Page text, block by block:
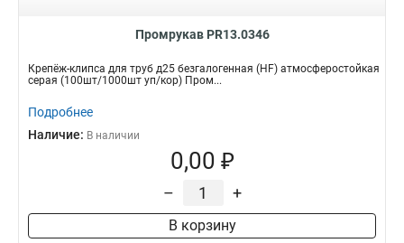
Промрукав PR13.0346
Крепёж-клипса для труб д25 безгалогенная (HF) атмосферостойкая
серая (100шт/1000шт уп/кор) Пром...
Подробнее
Наличие: В наличии
0,00 ₽
– +
В корзину